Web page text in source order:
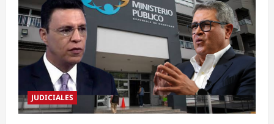
JUDICIALES